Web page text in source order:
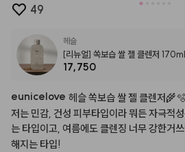
49
헤슬
[리뉴얼] 쏙보습 쌀 젤 클렌저 170ml
17,750
eunicelove 헤슬쏙보습 쌀 젤 클렌저🌾🫧
저는 민감, 건성 피부타입이라뭐든자극적
는 타입이고, 여름에도 클렌징 너무강한거
해지는 타입!